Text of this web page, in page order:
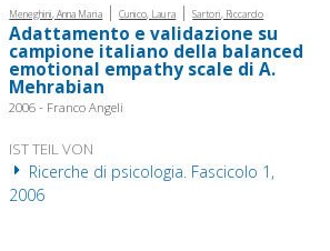
Meneghini, Anna Maria | Cunico, Laura | Sartori, Riccardo
Adattamento e validazione su
campione italiano della balanced
emotional empathy scale di A.
Mehrabian
2006 - Franco Angeli
IST TEIL VON
Ricerche di psicologia. Fascicolo 1,
2006